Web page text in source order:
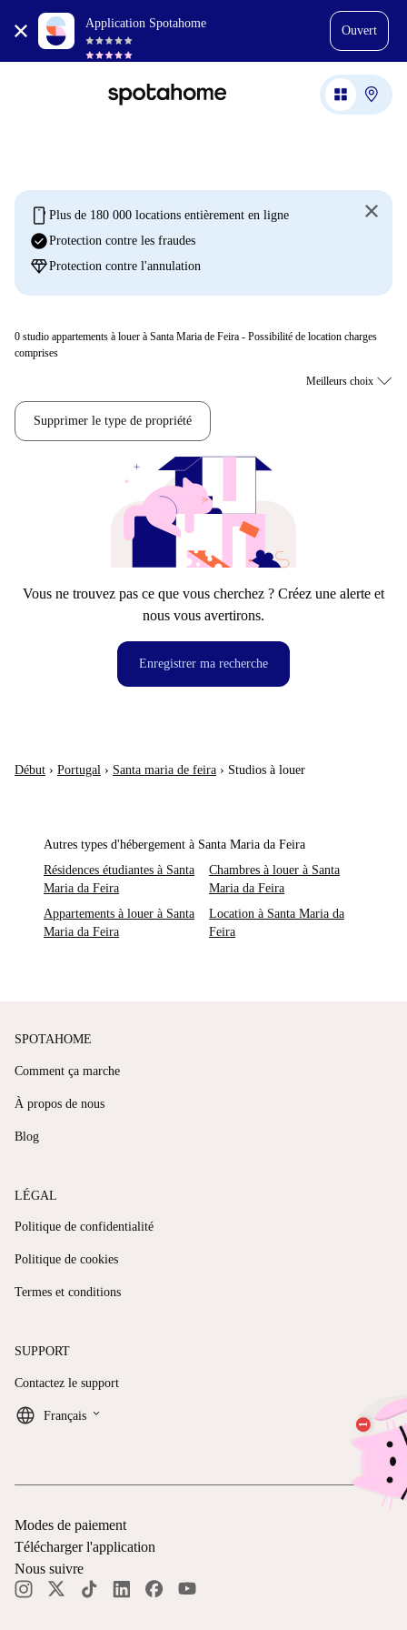
Application Spotahome
Ouvert
mobile Plus de 180 000 locations entièrement en ligne
check_circleProtection contre les fraudes
diamondProtection contre l'annulation
0 studio appartements à louer à Santa Maria de Feira - Possibilité de location charges
comprises
Supprimer le type de propriété
Vous ne trouvez pas ce que vous cherchez ? Créez une alerte et
nous vous avertirons.
Enregistrer ma recherche
Début › Portugal › Santa maria de feira › Studios à louer
Autres types d'hébergement à Santa Maria da Feira
Résidences étudiantes à Santa
Maria da Feira
Chambres à louer à Santa
Maria da Feira
Appartements à louer à Santa
Maria da Feira
Location à Santa Maria da
Feira
SPOTAHOME
Comment ça marche
À propos de nous
Blog
LÉGAL
Politique de confidentialité
Politique de cookies
Termes et conditions
SUPPORT
Contactez le support
Français keyboard_arrow_down
Modes de paiement
Télécharger l'application
Nous suivre